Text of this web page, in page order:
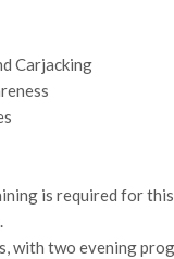
Carjacking
is required for
with two evening